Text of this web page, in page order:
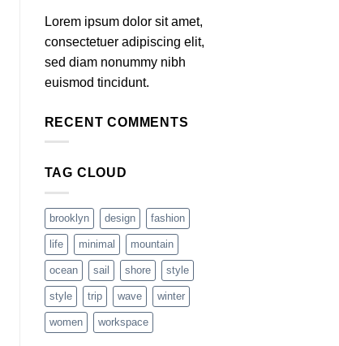
Lorem ipsum dolor sit amet,
consectetuer adipiscing elit,
sed diam nonummy nibh
euismod tincidunt.
RECENT COMMENTS
TAG CLOUD
brooklyn design fashion
life minimal mountain
ocean sail shore style
style trip wave winter
women workspace